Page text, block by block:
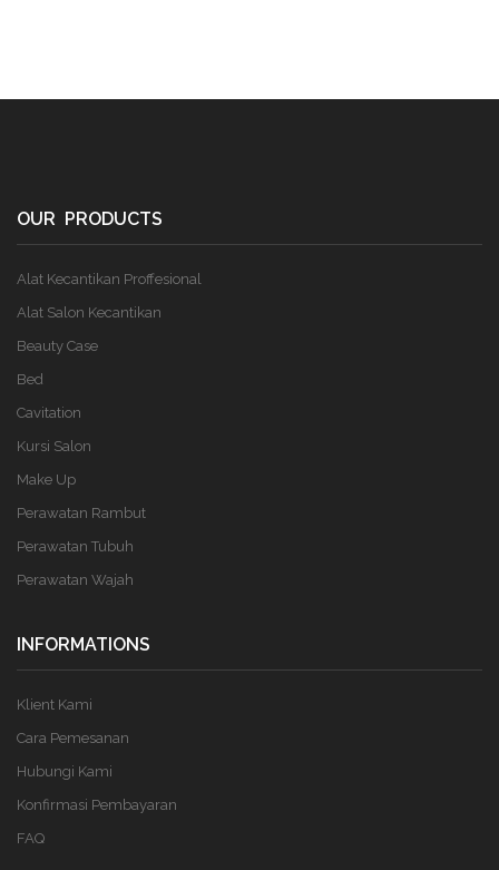
OUR PRODUCTS
Alat Kecantikan Proffesional
Alat Salon Kecantikan
Beauty Case
Bed
Cavitation
Kursi Salon
Make Up
Perawatan Rambut
Perawatan Tubuh
Perawatan Wajah
INFORMATIONS
Klient Kami
Cara Pemesanan
Hubungi Kami
Konfirmasi Pembayaran
FAQ